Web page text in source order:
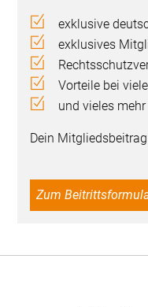
exklusive
exklusives
Vorteile bei
und vieles mehr
Dein
Zum